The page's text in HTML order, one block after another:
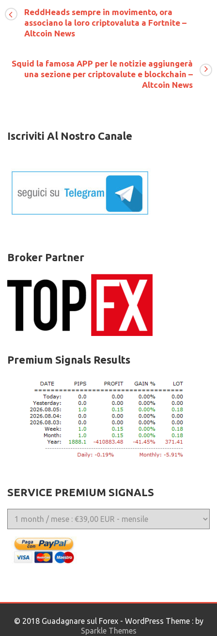
potrebbero
diventare
ReddHeads sempre in movimento, ora
associano la loro criptovaluta a Fortnite –
Altcoin News
Squid la famosa APP per le notizie aggiungerà
una sezione per criptovalute e blockchain –
Altcoin News
Iscriviti Al Nostro Canale
Broker Partner
Premium Signals Results
SERVICE PREMIUM SIGNALS
© 2018 Guadagnare sul Forex - WordPress Theme : by
Sparkle Themes